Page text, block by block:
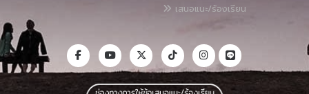
เสนอแนะ/ร้องเรียน